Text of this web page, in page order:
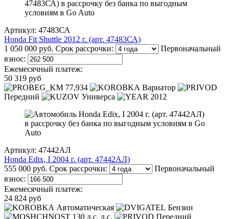
Артикул: 47483СА
Honda Fit Shuttle 2012 г. (арт. 47483СА)
1 050 000 руб. Срок рассрочки:
Первоначальный
взнос:
Ежемесячный платеж:
50 319 руб
77,934
Вариатор
Передний
Универса 2012
Артикул: 47442АЛ
Honda Edix, I 2004 г. (арт. 47442АЛ)
555 000 руб. Срок рассрочки:
Первоначальный
взнос:
Ежемесячный платеж:
24 824 руб
Автоматическая
Бензин
130 л.с. л.с.
Передний